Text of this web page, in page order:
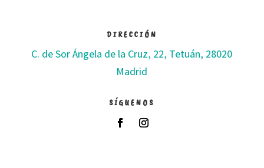
DIRECCIÓN
C. de Sor Ángela de la Cruz, 22, Tetuán, 28020
Madrid
SÍGUENOS